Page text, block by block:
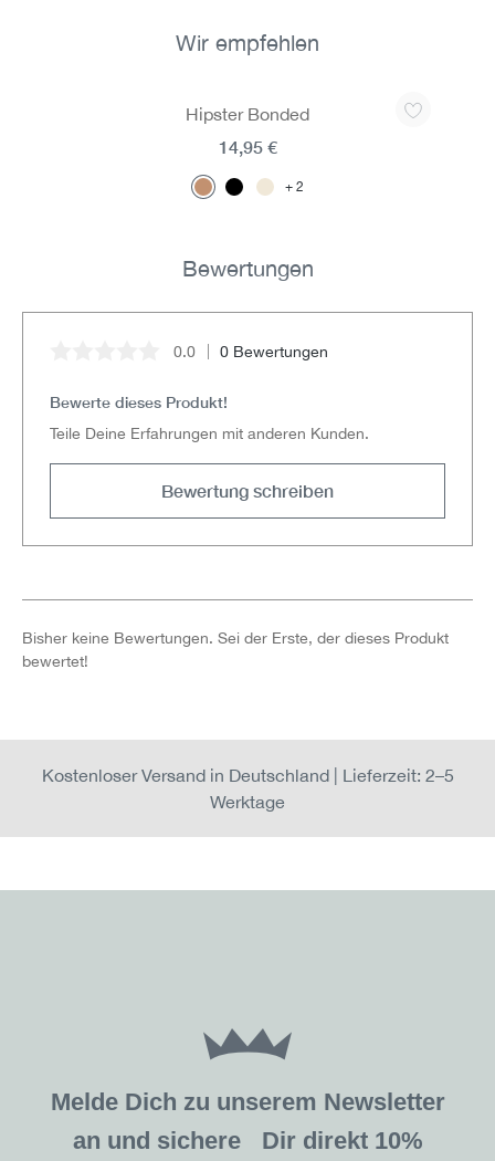
Wir empfehlen
Hipster Bonded
2
14,95 €
Bewertungen
Durchschnittliche Bewertung von 0 von 5 Sternen
0.0 0 Bewertungen
Bewerte dieses Produkt!
Teile Deine Erfahrungen mit anderen Kunden.
Bewertung schreiben
Bisher keine Bewertungen. Sei der Erste, der dieses Produkt
bewertet!
Kostenloser Versand in Deutschland | Lieferzeit: 2–5
Werktage
Melde Dich zu unserem Newsletter
an und sichere Dir direkt 10%